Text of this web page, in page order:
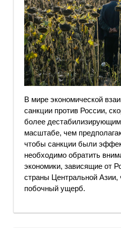
В мире экономической
санкции против России,
более
масштабе, чем
чтобы санкции были
необходимо обратить
экономики, зависящие от
страны Центральной Азии,
побочный ущерб.